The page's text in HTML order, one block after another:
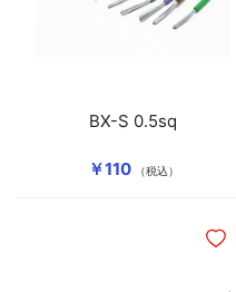
￥110 （税込）
BX-S 0.5sq
ほ